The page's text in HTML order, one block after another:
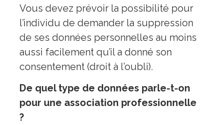
Vous devez prévoir la possibilité pour
l’individu de demander la suppression
de ses données personnelles au moins
aussi facilement qu’il a donné son
consentement (droit à l’oubli).
De quel type de données parle-t-on
pour une association professionnelle
?